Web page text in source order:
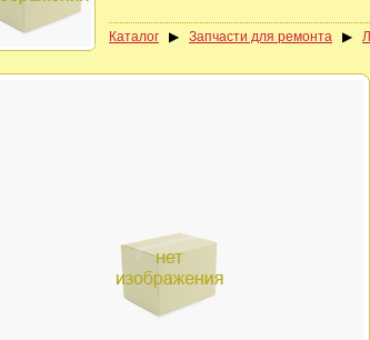
Каталог ▶ Запчасти для ремонта ▶